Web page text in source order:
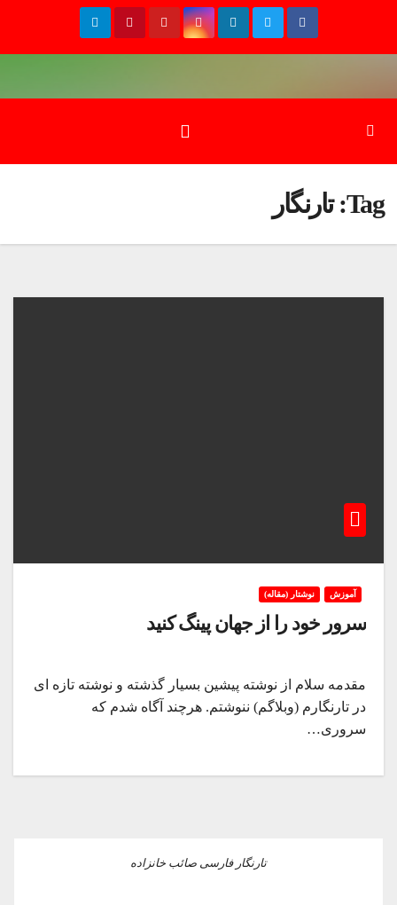
Tag: تارنگار
آموزش نوشتار (مقاله)
سرور خود را از جهان پینگ کنید
مقدمه سلام از نوشته پیشین بسیار گذشته و نوشته تازه ای
در تارنگارم (وبلاگم) ننوشتم. هرچند آگاه شدم که
سروری…
تارنگار فارسی صائب خانزاده